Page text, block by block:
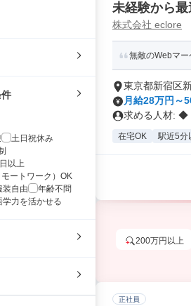
土日祝休み
以上
ートワーク）OK
装自由
年齢不問
学力を活かせる
未経験から
挑戦
株式会社 eclore
無敵のWebマー
東京都新宿区
月給28万円～
求める人材: ◆
在宅OK 駅近5分
200万円以上
正社員